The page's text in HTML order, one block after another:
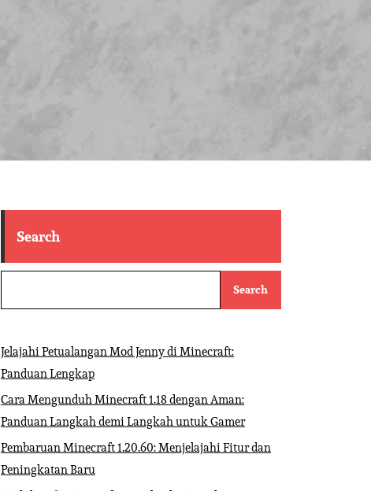
Search
Search
Jelajahi Petualangan Mod Jenny di Minecraft:
Panduan Lengkap
Cara Mengunduh Minecraft 1.18 dengan Aman:
Panduan Langkah demi Langkah untuk Gamer
Pembaruan Minecraft 1.20.60: Menjelajahi Fitur dan
Peningkatan Baru